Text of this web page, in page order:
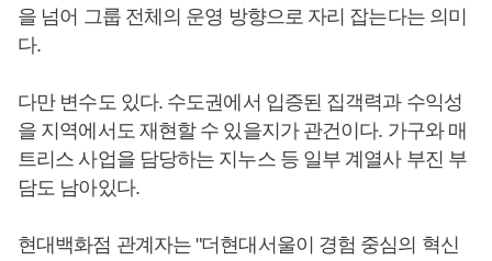
을 넘어 그룹 전체의 운영 방향으로 자리 잡는다는 의미
다.
다만 변수도 있다. 수도권에서 입증된 집객력과 수익성
을 지역에서도 재현할 수 있을지가 관건이다. 가구와 매
트리스 사업을 담당하는 지누스 등 일부 계열사 부진 부
담도 남아있다.
현대백화점 관계자는 "더현대서울이 경험 중심의 혁신